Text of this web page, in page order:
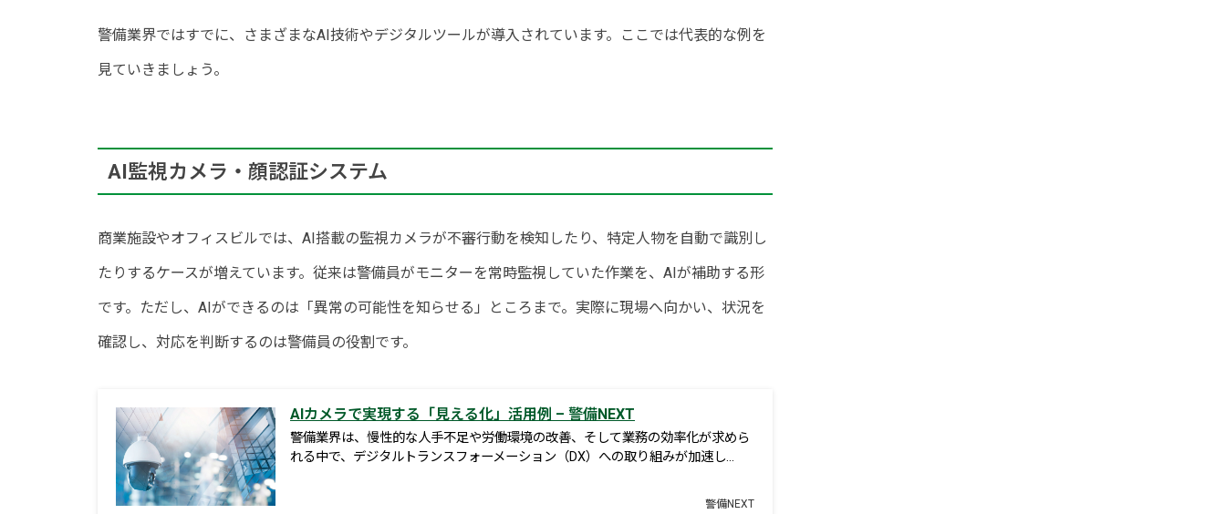
警備業界ではすでに、さまざまなAI技術やデジタルツールが導入されています。ここでは代表的な例を
見ていきましょう。
AI監視カメラ・顔認証システム
商業施設やオフィスビルでは、AI搭載の監視カメラが不審行動を検知したり、特定人物を自動で識別し
たりするケースが増えています。従来は警備員がモニターを常時監視していた作業を、AIが補助する形
です。ただし、AIができるのは「異常の可能性を知らせる」ところまで。実際に現場へ向かい、状況を
確認し、対応を判断するのは警備員の役割です。
AIカメラで実現する「見える化」活用例 – 警備NEXT
警備業界は、慢性的な人手不足や労働環境の改善、そして業務の効率化が求めら
れる中で、デジタルトランスフォーメーション（DX）への取り組みが加速し…
警備NEXT